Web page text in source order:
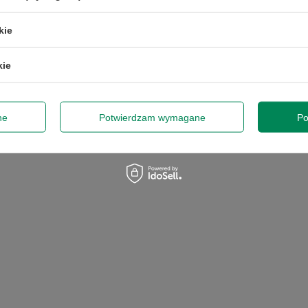
135U 16GB RAM 256GB
M.2 14" W11P
8GB RAM 256GB M.2 13"
Potwierdzam wymagane